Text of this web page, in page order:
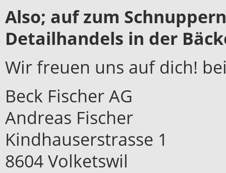
Also; auf zum
Detailhandels in der
Wir freuen uns auf dich!
Beck Fischer AG
Andreas Fischer
Kindhauserstrasse 1
8604 Volketswil